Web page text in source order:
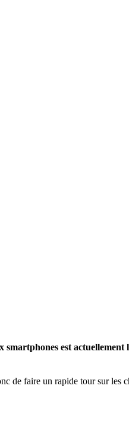
smartphones est
de faire un rapide tour sur